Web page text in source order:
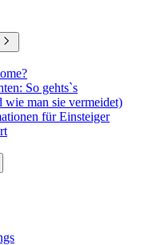
So gehts`s
man sie vermeidet)
für Einsteiger